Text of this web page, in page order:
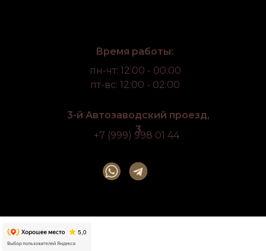
Время работы:
пн-чт: 12:00 - 00:00
пт-вс: 12:00 - 02:00
3-й Автозаводский проезд,
3
+7 (999) 998 01 44